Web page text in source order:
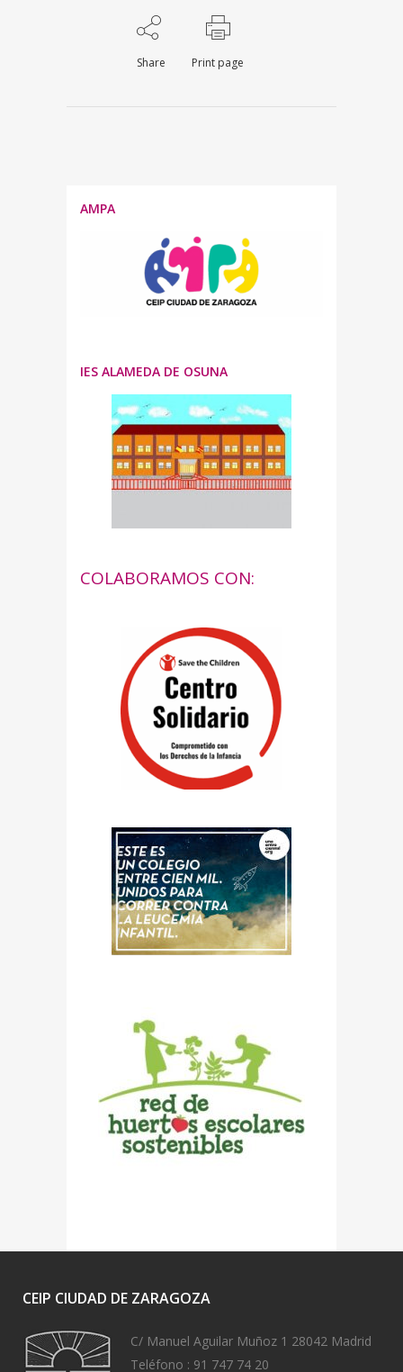
Share Print page
AMPA
IES ALAMEDA DE OSUNA
COLABORAMOS CON:
CEIP CIUDAD DE ZARAGOZA
C/ Manuel Aguilar Muñoz 1 28042 Madrid
Teléfono : 91 747 74 20